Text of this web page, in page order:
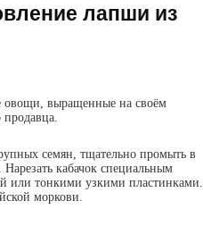
лапши из
овощи, выращенные на своём
семян, тщательно промыть в
кабачок специальным
или тонкими узкими пластинками.
моркови.